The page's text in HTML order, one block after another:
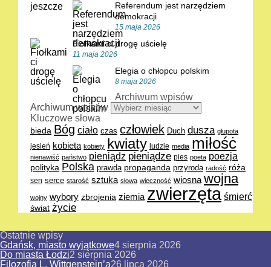
Referendum jest narzędziem
demokracji
15 maja 2026
Fiołkami ci drogę uścielę
11 maja 2026
Elegia o chłopcu polskim
8 maja 2026
Archiwum wpisów
Archiwum wpisów
Kluczowe słowa
bieda Bóg ciało czas człowiek Duch dusza głupota
jesień kobieta kobiety kwiaty ludzie media miłośċ
nienawiść państwo pieniądz pieniądze pies poeta poezja
polityka Polska prawda propaganda przyroda radość róża
sen serce starość sztuka słowa wieczność wiosna wojna
wojny wybory zbrojenia ziemia zwierzęta śmierć
świat życie
Ostatnie wpisy
Gdańsk, miasto wyjątkowe4 sierpnia 2026
Do miasta Łodzi2 sierpnia 2026
Filozofia L. Wittgenstein’a26 lipca 2026